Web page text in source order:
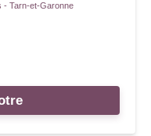
- Tarn-et-Garonne